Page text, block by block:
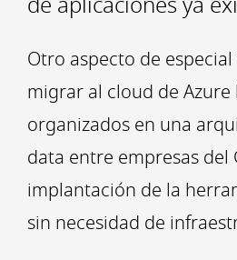
Otro aspecto de
migrar al cloud de
organizados en una
data entre empresas
implantación de la
sin necesidad de